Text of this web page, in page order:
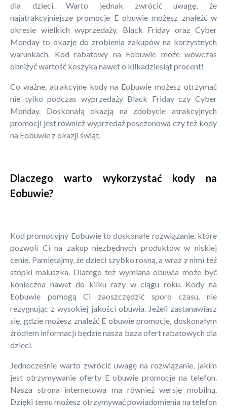
dla dzieci. Warto jednak zwrócić uwagę, że
najatrakcyjniejsze promocje E obuwie możesz znaleźć w
okresie wielkich wyprzedaży. Black Friday oraz Cyber
Monday to okazje do zrobienia zakupów na korzystnych
warunkach. Kod rabatowy na Eobuwie może wówczas
obniżyć wartość koszyka nawet o kilkadziesiąt procent!
Co ważne, atrakcyjne kody na Eobuwie możesz otrzymać
nie tylko podczas wyprzedaży Black Friday czy Cyber
Monday. Doskonałą okazją na zdobycie atrakcyjnych
promocji jest również wyprzedaż posezonowa czy też kody
na Eobuwie z okazji świąt.
Dlaczego warto wykorzystać kody na
Eobuwie?
Kod promocyjny Eobuwie to doskonałe rozwiązanie, które
pozwoli Ci na zakup niezbędnych produktów w niskiej
cenie. Pamiętajmy, że dzieci szybko rosną, a wraz z nimi też
stópki maluszka. Dlatego też wymiana obuwia może być
konieczna nawet do kilku razy w ciągu roku. Kody na
Eobuwie pomogą Ci zaoszczędzić sporo czasu, nie
rezygnując z wysokiej jakości obuwia. Jeżeli zastanawiasz
się, gdzie możesz znaleźć E obuwie promocje, doskonałym
źródłem informacji będzie nasza baza ofert rabatowych dla
dzieci.
Jednocześnie warto zwrócić uwagę na rozwiązanie, jakim
jest otrzymywanie oferty E obuwie promocje na telefon.
Nasza strona internetowa ma również wersję mobilną.
Dzięki temu możesz otrzymywać powiadomienia na telefon